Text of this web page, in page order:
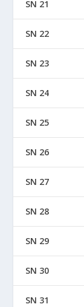
SN 21
SN 22
SN 23
SN 24
SN 25
SN 26
SN 27
SN 28
SN 29
SN 30
SN 31